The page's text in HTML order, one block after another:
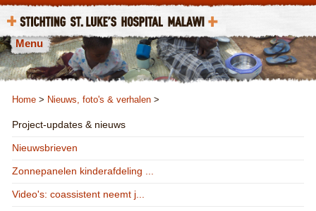
Menu
Home > Nieuws, foto's & verhalen >
Project-updates & nieuws
Nieuwsbrieven
Zonnepanelen kinderafdeling ...
Video's: coassistent neemt j...